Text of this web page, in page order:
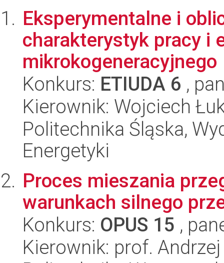
Eksperymentalne i
charakterystyk pracy i
mikrokogeneracyjnego
Konkurs: ETIUDA 6 ,
Kierownik: Wojciech
Politechnika Śląska,
Energetyki
Proces mieszania
warunkach silnego
Konkurs: OPUS 15 ,
Kierownik: prof.